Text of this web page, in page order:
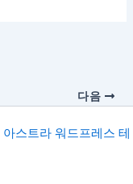
다음
아스트라 워드프레스 테